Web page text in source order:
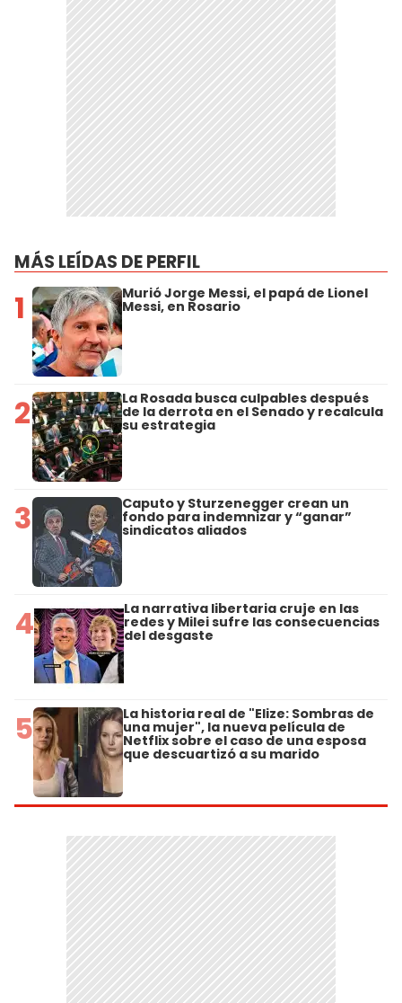
MÁS LEÍDAS DE PERFIL
1 Murió Jorge Messi, el papá de Lionel
Messi, en Rosario
2 La Rosada busca culpables después
de la derrota en el Senado y recalcula
su estrategia
3 Caputo y Sturzenegger crean un
fondo para indemnizar y “ganar”
sindicatos aliados
4 La narrativa libertaria cruje en las
redes y Milei sufre las consecuencias
del desgaste
5 La historia real de "Elize: Sombras de
una mujer", la nueva película de
Netflix sobre el caso de una esposa
que descuartizó a su marido